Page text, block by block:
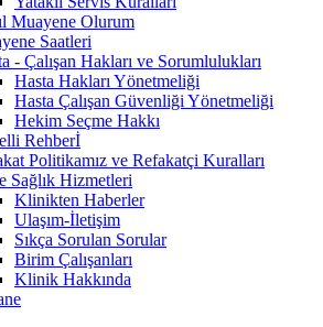
Muayene Olurum
Saatleri
- Çalışan Hakları ve Sorumlulukları
Hasta Hakları Yönetmeliği
Hasta Çalışan Güvenliği Yönetmeliği
Hekim Seçme Hakkı
Rehberİ
Politikamız ve Refakatçi Kuralları
Sağlık Hizmetleri
Klinikten Haberler
Ulaşım-İletişim
Sıkça Sorulan Sorular
Birim Çalışanları
Klinik Hakkında